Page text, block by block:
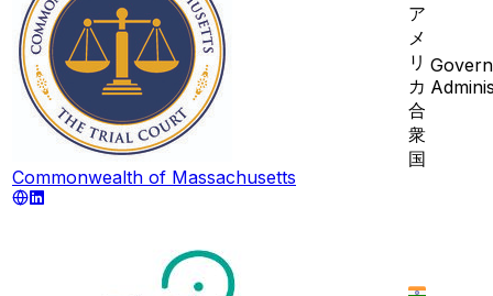
Commonwealth of Massachusetts
ア
メ
リ
カ
合
衆
国